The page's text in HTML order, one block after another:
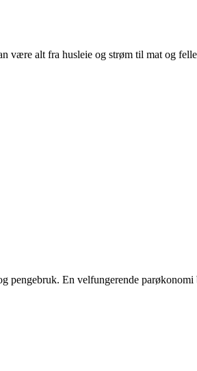
være alt fra husleie og strøm til mat og
pengebruk. En velfungerende